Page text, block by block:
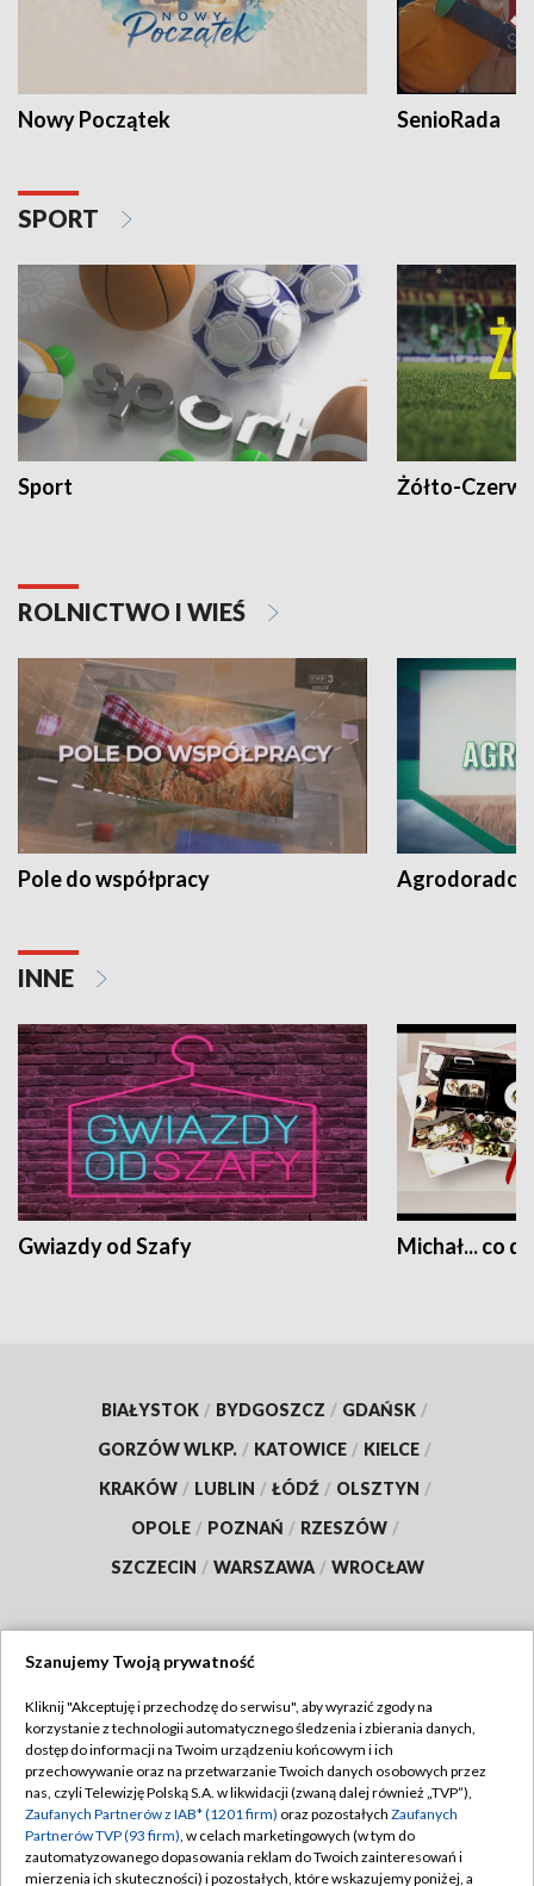
Nowy Początek SenioRada
SPORT
Sport Żółto-
ROLNICTWO I WIEŚ
Pole do współpracy Agrodoradcy
INNE
Gwiazdy od Szafy Michał... co
BIAŁYSTOK / BYDGOSZCZ / GDAŃSK /
GORZÓW WLKP. / KATOWICE / KIELCE /
KRAKÓW / LUBLIN / ŁÓDŹ / OLSZTYN /
OPOLE / POZNAŃ / RZESZÓW /
SZCZECIN / WARSZAWA / WROCŁAW
TVP
Abonament TVP
Emisja w TVP
Centrum informacji TVP
Regulamin TVP
Polityka prywatności
Moje zgody
Szanujemy Twoją prywatność
Kliknij "Akceptuję i przechodzę do serwisu", aby wyrazić zgody na
korzystanie z technologii automatycznego śledzenia i zbierania danych,
dostęp do informacji na Twoim urządzeniu końcowym i ich
przechowywanie oraz na przetwarzanie Twoich danych osobowych przez
nas, czyli Telewizję Polską S.A. w likwidacji (zwaną dalej również „TVP”),
Zaufanych Partnerów z IAB* (1201 firm) oraz pozostałych Zaufanych
Partnerów TVP (93 firm), w celach marketingowych (w tym do
zautomatyzowanego dopasowania reklam do Twoich zainteresowań i
mierzenia ich skuteczności) i pozostałych, które wskazujemy poniżej, a